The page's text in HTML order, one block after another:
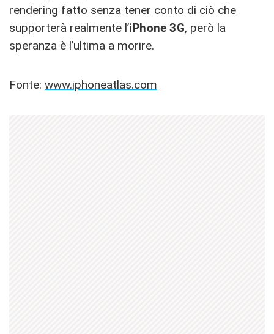
rendering fatto senza tener conto di ciò che
supporterà realmente l’iPhone 3G, però la
speranza è l’ultima a morire.
Fonte: www.iphoneatlas.com